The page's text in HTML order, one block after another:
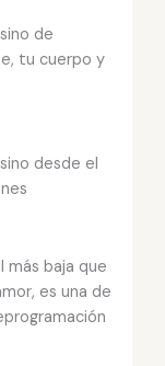
de
tu cuerpo y
desde el
más baja que
es una de